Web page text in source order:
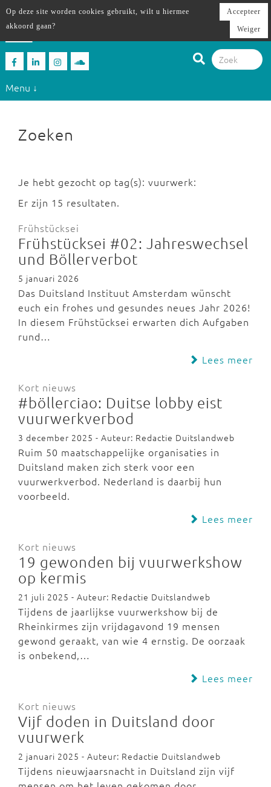
Menu ↓
Zoeken
Je hebt gezocht op tag(s): vuurwerk:
Er zijn 15 resultaten.
Frühstücksei
Frühstücksei #02: Jahreswechsel
und Böllerverbot
5 januari 2026
Das Duitsland Instituut Amsterdam wünscht
euch ein frohes und gesundes neues Jahr 2026!
In diesem Frühstücksei erwarten dich Aufgaben
rund…
Lees meer
Kort nieuws
#böllerciao: Duitse lobby eist
vuurwerkverbod
3 december 2025 - Auteur: Redactie Duitslandweb
Ruim 50 maatschappelijke organisaties in
Duitsland maken zich sterk voor een
vuurwerkverbod. Nederland is daarbij hun
voorbeeld.
Lees meer
Kort nieuws
19 gewonden bij vuurwerkshow
op kermis
21 juli 2025 - Auteur: Redactie Duitslandweb
Tijdens de jaarlijkse vuurwerkshow bij de
Rheinkirmes zijn vrijdagavond 19 mensen
gewond geraakt, van wie 4 ernstig. De oorzaak
is onbekend,…
Lees meer
Kort nieuws
Vijf doden in Duitsland door
vuurwerk
2 januari 2025 - Auteur: Redactie Duitslandweb
Tijdens nieuwjaarsnacht in Duitsland zijn vijf
Op deze site worden cookies gebruikt, wilt u hiermee
akkoord gaan?
Accepteer
Weiger